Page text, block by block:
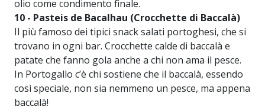
olio come condimento finale.
10 - Pasteis de Bacalhau (Crocchette di Baccalà)
Il più famoso dei tipici snack salati portoghesi, che si
trovano in ogni bar. Crocchette calde di baccalà e
patate che fanno gola anche a chi non ama il pesce.
In Portogallo c’è chi sostiene che il baccalà, essendo
così speciale, non sia nemmeno un pesce, ma appena
baccalà!